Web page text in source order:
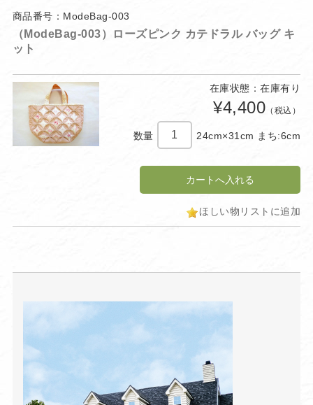
商品番号：ModeBag-003
（ModeBag-003）ローズピンク カテドラル バッグ キ
ット
在庫状態：在庫有り
¥4,400 （税込）
数量 24cm×31cm まち:6cm
ほしい物リストに追加